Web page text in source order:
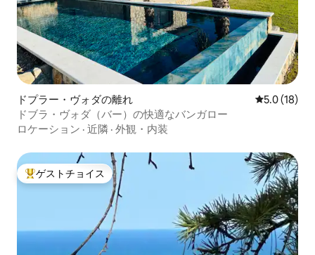
ドプラー・ヴォダの離れ レビュー18
5.0 (18)
ドブラ・ヴォダ（バー）の快適なバンガロー
ロケーション · 近隣 · 外観・内装
大好評のゲストチョイスです。
ゲストチョイス